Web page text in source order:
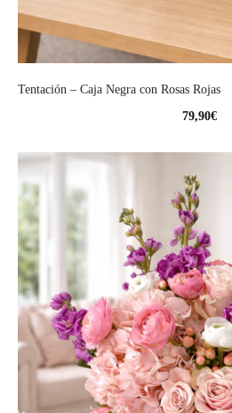
Tentación – Caja Negra con Rosas Rojas
79,90€